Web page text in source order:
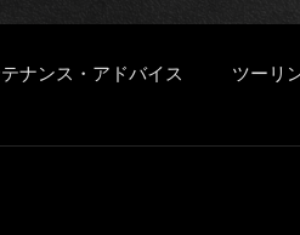
テナンス・アドバイス ツーリ